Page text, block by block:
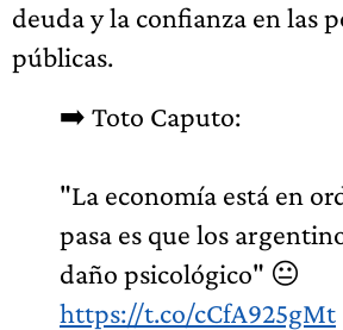
deuda y la confianza en las
públicas.
➡️ Toto Caputo:
"La economía está en
pasa es que los
daño psicológico" 😐
https://t.co/cCfA925gMt